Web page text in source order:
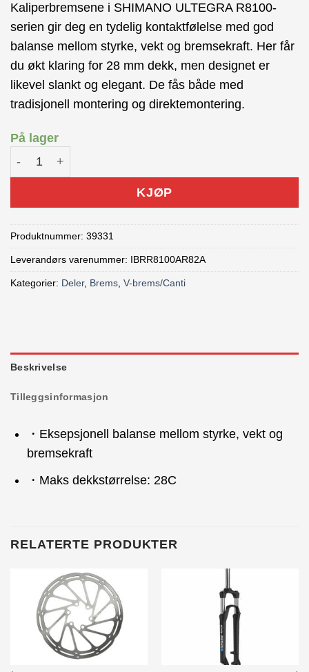
var:
kr 849.00.
er:
kr 619.00.
Kaliperbremsene i SHIMANO ULTEGRA R8100-
serien gir deg en tydelig kontaktfølelse med god
balanse mellom styrke, vekt og bremsekraft. Her får
du økt klaring for 28 mm dekk, men designet er
likevel slankt og elegant. De fås både med
tradisjonell montering og direktemontering.
På lager
SHIMANO ULTEGRA Kalipperbrems R8100 bak antall
KJØP
Produktnummer: 39331
Leverandørs varenummer: IBRR8100AR82A
Kategorier: Deler, Brems V-brems/Canti
Beskrivelse
Tilleggsinformasjon
・Eksepsjonell balanse mellom styrke, vekt og
bremsekraft
・Maks dekkstørrelse: 28C
RELATERTE PRODUKTER